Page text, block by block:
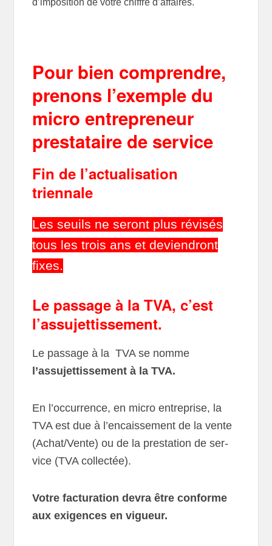
d’imposition de votre chiffre d’affaires.
Pour bien comprendre,
prenons l’exemple du
micro entrepreneur
prestataire de service
Fin de l’actualisation
triennale
Les seuils ne seront plus révisés
tous les trois ans et deviendront
fixes.
Le passage à la TVA, c’est
l’assujettissement.
Le passage à laTVAse nomme
l’assujettissement à la TVA.
En l’occurrence, en micro entreprise, la
TVA est due à l’encaissement de la vente
(Achat/Vente) ou de la pres­ta­tion de ser­
vice (TVA collectée).
Votre facturation devra être conforme
aux exigences en vigueur.